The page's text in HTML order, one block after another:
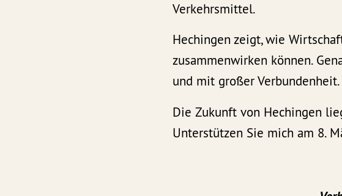
Verkehrsmittel.
Hechingen zeigt, wie
zusammenwirken können.
und mit großer Verbundenheit.
Die Zukunft von Hechingen
Unterstützen Sie mich am 8.